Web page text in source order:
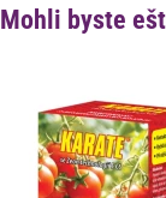
Mohli byste